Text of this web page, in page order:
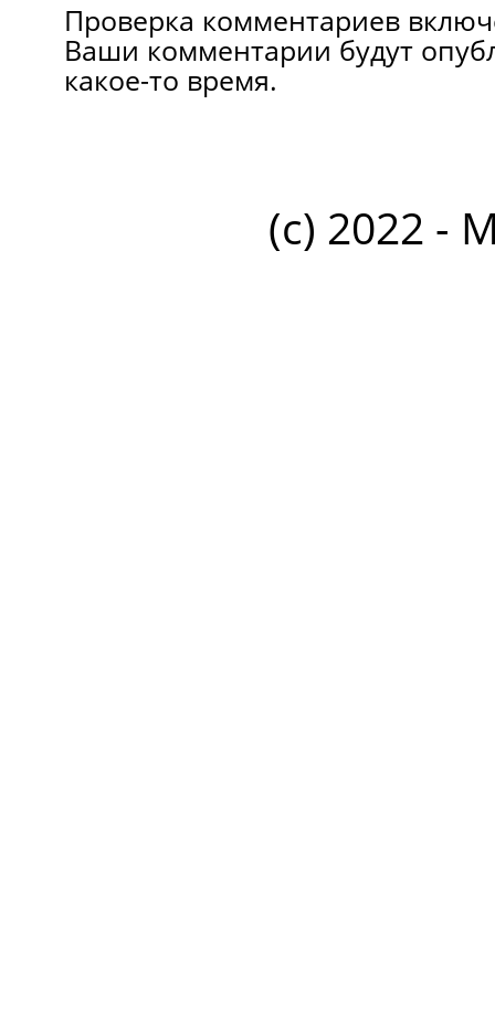
Проверка комментариев
Ваши комментарии будут
какое-то время.
(c) 2022 -